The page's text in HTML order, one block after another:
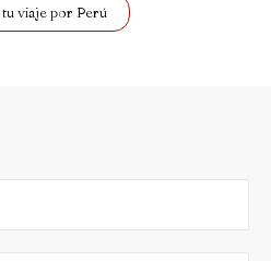
tu viaje por Perú